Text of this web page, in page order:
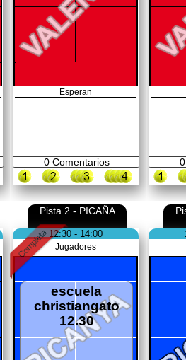
Esperan
0Comentarios 0
Pista 2 - PICAÑA
12:30 - 14:00
Jugadores
escuela
christiangato
12.30